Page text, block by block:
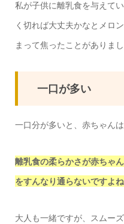
私が子供に離乳食を与えて
く切れば大丈夫かなとメロ
まって焦ったことがありまし
一口が多い
一口分が多いと、赤ちゃん
離乳食の柔らかさが赤ちゃ
をすんなり通らないですよね
大人も一緒ですが、スムー